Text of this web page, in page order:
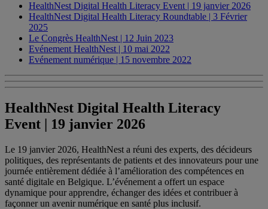
HealthNest Digital Health Literacy Event | 19 janvier 2026
HealthNest Digital Health Literacy Roundtable | 3 Février
2025
Le Congrès HealthNest | 12 Juin 2023
Evénement HealthNest | 10 mai 2022
Evénement numérique | 15 novembre 2022
HealthNest Digital Health Literacy
Event | 19 janvier 2026
Le 19 janvier 2026, HealthNest a réuni des experts, des décideurs
politiques, des représentants de patients et des innovateurs pour une
journée entièrement dédiée à l’amélioration des compétences en
santé digitale en Belgique. L’événement a offert un espace
dynamique pour apprendre, échanger des idées et contribuer à
façonner un avenir numérique en santé plus inclusif.